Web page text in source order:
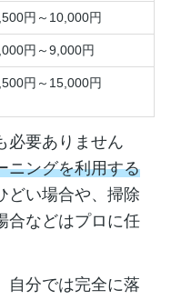
円～10,000円
円～9,000円
円～15,000円
必要ありません
ニングを利用する
どい場合や、掃除
合などはプロに任
自分では完全に落